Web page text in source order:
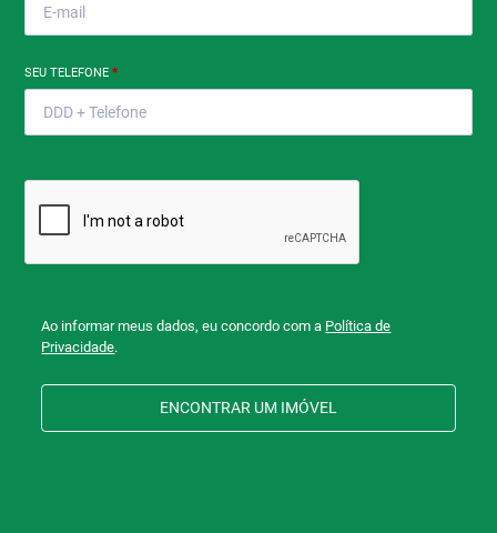
SEU TELEFONE*
Ao informar meus dados, eu concordo com a Política de
Privacidade.
ENCONTRAR UM IMÓVEL